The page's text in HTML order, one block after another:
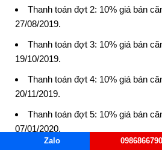
Thanh toán đợt 2: 10% giá bán
27/08/2019.
Thanh toán đợt 3: 10% giá bán
19/10/2019.
Thanh toán đợt 4: 10% giá bán
20/11/2019.
Thanh toán đợt 5: 10% giá bán
07/01/2020.
Zalo 0986866790